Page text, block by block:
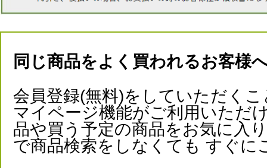
同じ商品をよく買われるお客様
会員登録(無料)をしていただくこ
マイページ機能がご利用いただ
品や買う予定の商品をお気に入
で商品検索をしなくても すぐに